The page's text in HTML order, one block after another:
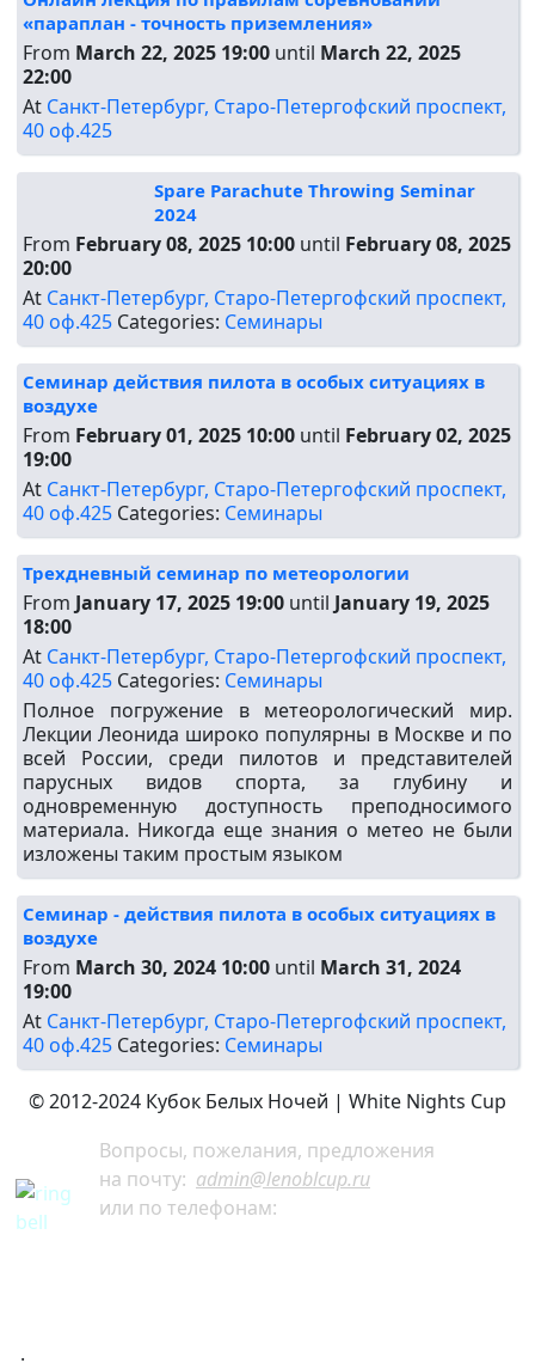
«параплан - точность приземления»
From March 22, 2025 19:00 until March 22, 2025
22:00
At Санкт-Петербург, Старо-Петергофский проспект,
40 оф.425
Spare Parachute Throwing Seminar
2024
From February 08, 2025 10:00 until February 08, 2025
20:00
At Санкт-Петербург, Старо-Петергофский проспект,
40 оф.425 Categories: Семинары
Семинар действия пилота в особых ситуациях в
воздухе
From February 01, 2025 10:00 until February 02, 2025
19:00
At Санкт-Петербург, Старо-Петергофский проспект,
40 оф.425 Categories: Семинары
Трехдневный семинар по метеорологии
From January 17, 2025 19:00 until January 19, 2025
18:00
At Санкт-Петербург, Старо-Петергофский проспект,
40 оф.425 Categories: Семинары
Полное погружение в метеорологический мир.
Лекции Леонида широко популярны в Москве и по
всей России, среди пилотов и представителей
парусных видов спорта, за глубину и
одновременную доступность преподносимого
материала. Никогда еще знания о метео не были
изложены таким простым языком
Семинар - действия пилота в особых ситуациях в
воздухе
From March 30, 2024 10:00 until March 31, 2024
19:00
At Санкт-Петербург, Старо-Петергофский проспект,
40 оф.425 Categories: Семинары
© 2012-2024 Кубок Белых Ночей | White Nights Cup
Вопросы, пожелания, предложения
на почту: admin@lenoblcup.ru
или по телефонам:
.